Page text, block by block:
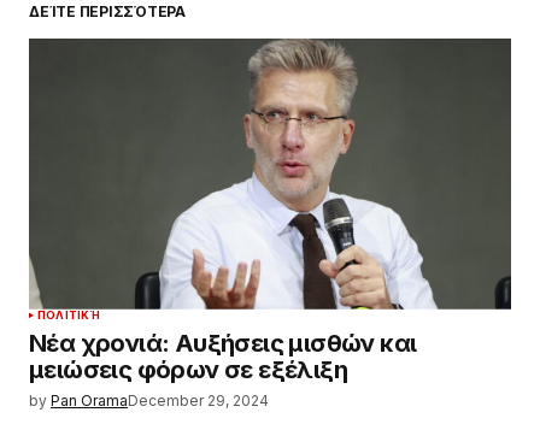
ΔΕΊΤΕ ΠΕΡΙΣΣΌΤΕΡΑ
ΠΟΛΙΤΙΚΉ
Νέα χρονιά: Αυξήσεις μισθών και
μειώσεις φόρων σε εξέλιξη
by Pan OramaDecember 29, 2024